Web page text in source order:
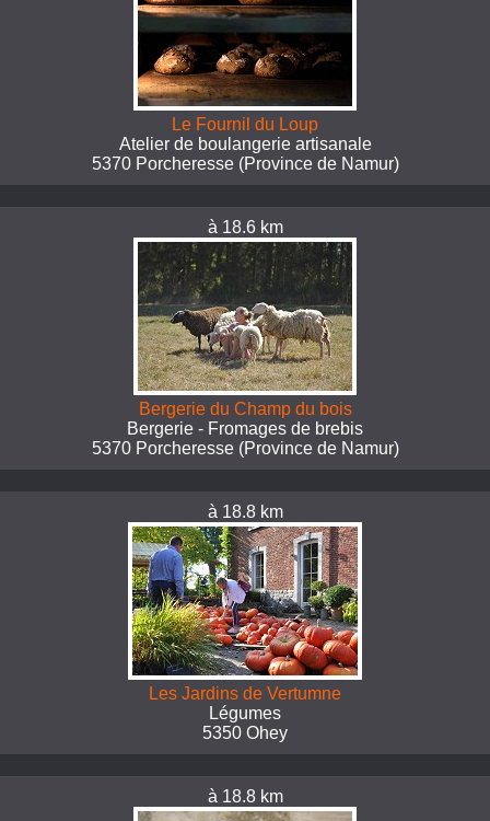
Le Fournil du Loup
Atelier de boulangerie artisanale
5370 Porcheresse (Province de Namur)
à 18.6 km
Bergerie du Champ du bois
Bergerie - Fromages de brebis
5370 Porcheresse (Province de Namur)
à 18.8 km
Les Jardins de Vertumne
Légumes
5350 Ohey
à 18.8 km